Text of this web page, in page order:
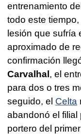
entrenamiento
todo este
lesión que sufría
aproximado de
confirmación
Carvalhal, el
para dos o tres
seguido, el Celta
abandonó el filial
portero del